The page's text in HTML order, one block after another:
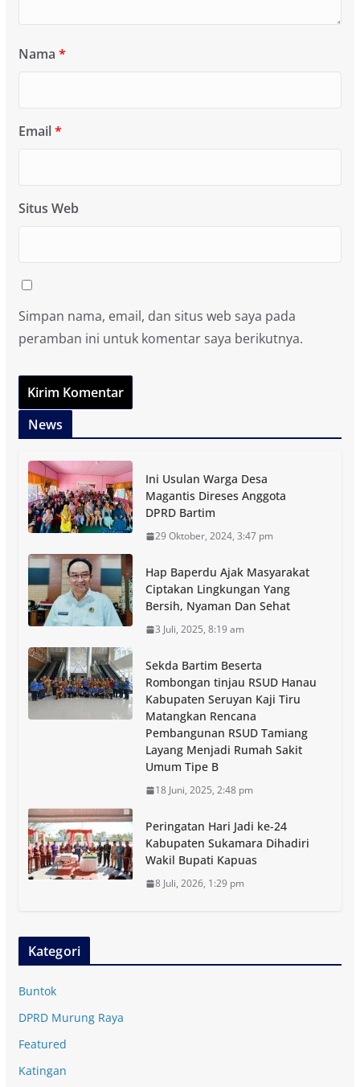
Nama *
Email*
Situs Web
Simpan nama, email, dan situs web saya pada
peramban ini untuk komentar saya berikutnya.
News
Ini Usulan Warga Desa
Magantis Direses Anggota
DPRD Bartim
29 Oktober, 2024, 3:47 pm
Hap Baperdu Ajak Masyarakat
Ciptakan Lingkungan Yang
Bersih, Nyaman Dan Sehat
3 Juli, 2025, 8:19 am
Sekda Bartim Beserta
Rombongan tinjau RSUD Hanau
Kabupaten Seruyan Kaji Tiru
Matangkan Rencana
Pembangunan RSUD Tamiang
Layang Menjadi Rumah Sakit
Umum Tipe B
18 Juni, 2025, 2:48 pm
Peringatan Hari Jadi ke-24
Kabupaten Sukamara Dihadiri
Wakil Bupati Kapuas
8 Juli, 2026, 1:29 pm
Kategori
Buntok
DPRD Murung Raya
Featured
Katingan